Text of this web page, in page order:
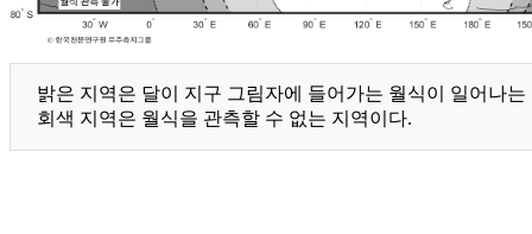
밝은 지역은 달이 지구 그림자에 들어가는 월식이 일어나
회색 지역은 월식을 관측할 수 없는 지역이다.